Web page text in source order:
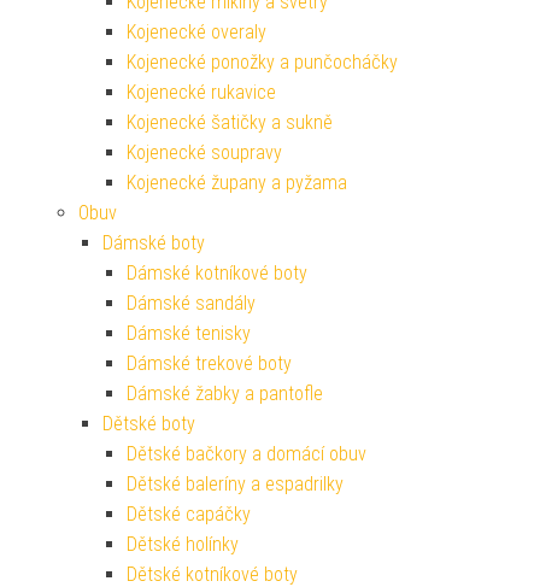
Kojenecké overaly
Kojenecké ponožky a punčocháčky
Kojenecké rukavice
Kojenecké šatičky a sukně
Kojenecké soupravy
Kojenecké župany a pyžama
Obuv
Dámské boty
Dámské kotníkové boty
Dámské sandály
Dámské tenisky
Dámské trekové boty
Dámské žabky a pantofle
Dětské boty
Dětské bačkory a domácí obuv
Dětské baleríny a espadrilky
Dětské capáčky
Dětské holínky
Dětské kotníkové boty